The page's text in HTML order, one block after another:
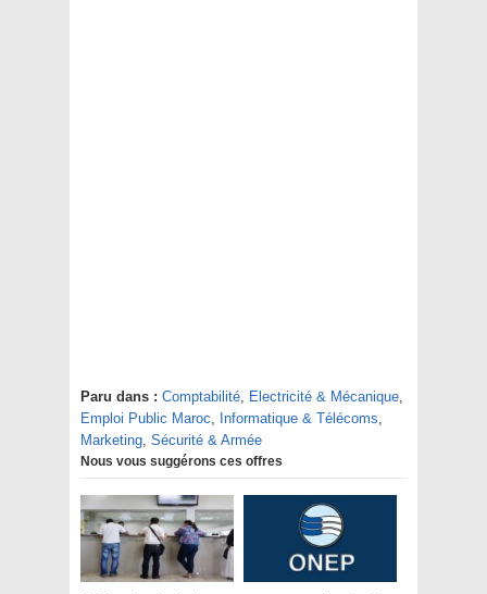
Paru dans : Comptabilité, Electricité & Mécanique,
Emploi Public Maroc, Informatique & Télécoms,
Marketing, Sécurité & Armée
Nous vous suggérons ces offres